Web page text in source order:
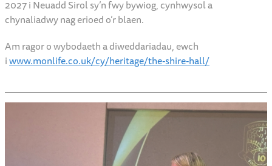
Tra bod Neuadd Sirol ar gau, byddwn yn hysbysu’r gymuned ac
mewnwelediadau y tu ôl i’r llenni i’r trawsnewidiad.
2027 i Neuadd Sirol sy’n fwy bywiog, cynhwysol a
chynaliadwy nag erioed o’r blaen.
Am ragor o wybodaeth a diweddariadau, ewch
www.monlife.co.uk/cy/heritage/the-shire-hall/